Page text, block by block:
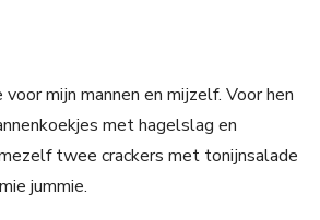
mijn mannen en mijzelf. Voor hen
met hagelslag en
twee crackers met tonijnsalade
jummie.